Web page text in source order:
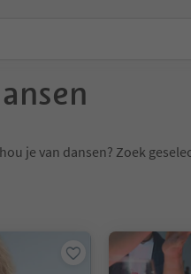
je van dansen? Zoek